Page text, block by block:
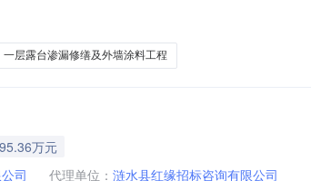
修缮工程项目编号：HALS-202209003二、项目简
一层露台渗漏修缮及外墙涂料工程
万元
司 代理单位： 涟水县红缘招标咨询有限公司